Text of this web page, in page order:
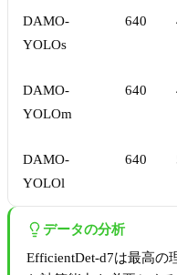
DAMO-
YOLOs
640
DAMO-
YOLOm
640
DAMO-
YOLOl
640
データの分析
EfficientDet-d7は最高の